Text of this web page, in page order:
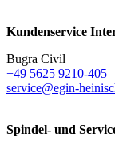
Kundenservice
Bugra Civil
+49 5625 9210-405
service@egin-
Spindel- und